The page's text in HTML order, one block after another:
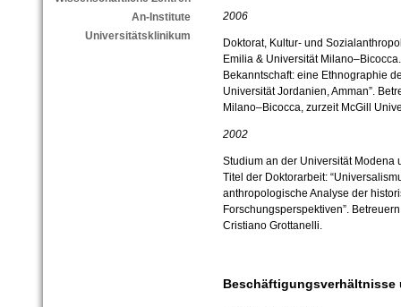
An-Institute
Universitätsklinikum
2006
Doktorat, Kultur- und
Emilia & Universität
Bekanntschaft: eine Ethnographie
Universität Jordanien, Amman”.
Milano–Bicocca, zurzeit McGill
2002
Studium an der Universität Modena
Titel der Doktorarbeit:
anthropologische Analyse der
Forschungsperspektiven”.
Cristiano Grottanelli.
Beschäftigungsverhältnisse